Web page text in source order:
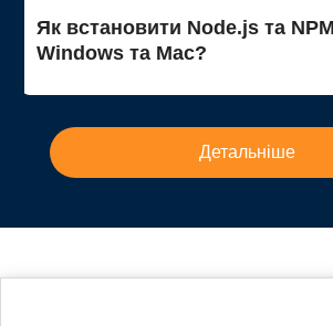
Як встановити Node.js та
Windows та Mac?
Детальніше